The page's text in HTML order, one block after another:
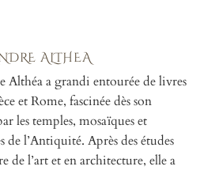
ALTHEA
Althéa a grandi entourée de livres
et Rome, fascinée dès son
les temples, mosaïques et
de l’Antiquité. Après des études
de l’art et en architecture, elle a